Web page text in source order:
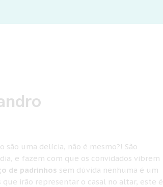
são uma delícia, não é mesmo?! São
e fazem com que os convidados vibrem
de padrinhos sem dúvida nenhuma é um
irão representar o casal no altar, este é